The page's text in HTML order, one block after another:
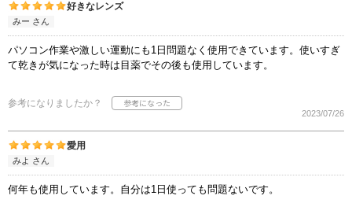
好きなレンズ
みー さん
パソコン作業や激しい運動にも1日問題なく使用できています。使いすぎ
て乾きが気になった時は目薬でその後も使用しています。
参考になりましたか？
2023/07/26
愛用
みよ さん
何年も使用しています。自分は1日使っても問題ないです。